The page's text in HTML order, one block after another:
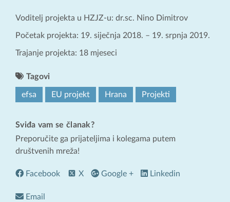
Voditelj projekta u HZJZ-u: dr.sc. Nino Dimitrov
Početak projekta: 19. siječnja 2018. – 19. srpnja 2019.
Trajanje projekta: 18 mjeseci
Tagovi
efsa EU projekt Hrana Projekti
Sviđa vam se članak?
Preporučite ga prijateljima i kolegama putem
društvenih mreža!
Facebook X Google + Linkedin
Email